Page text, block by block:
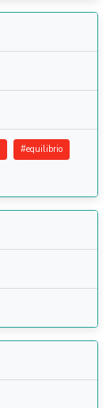
#equilibrio